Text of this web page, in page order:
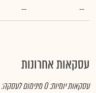
--
--
עסקאות אחרונות
עסקאות יומיות:0מינימום לעסקה: